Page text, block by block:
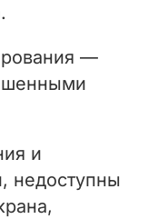
—
и
недоступны